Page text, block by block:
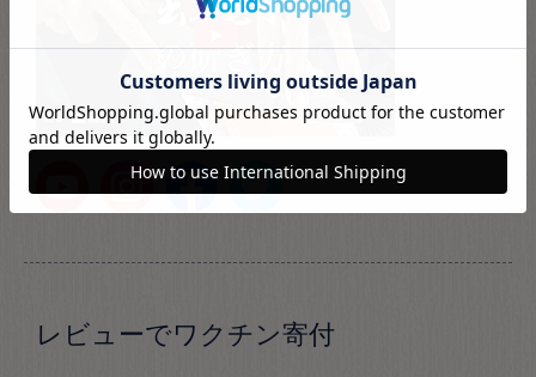
レビューでワクチン寄付